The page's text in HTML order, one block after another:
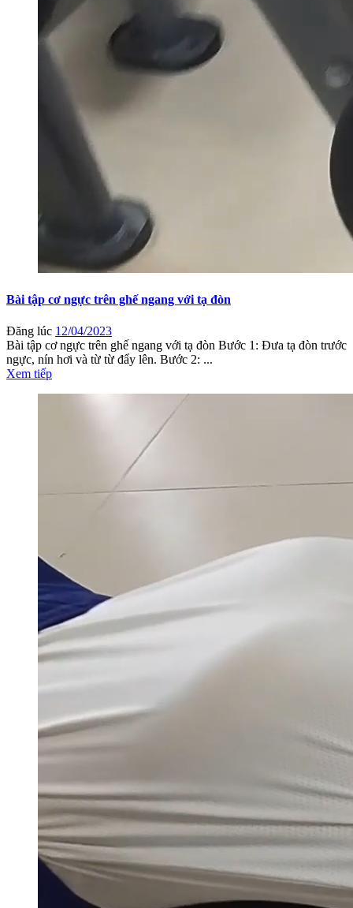
Bài tập cơ ngực trên ghế ngang với tạ đòn
Đăng lúc 12/04/2023
Bài tập cơ ngực trên ghế ngang với tạ đòn Bước 1: Đưa tạ đòn trước
ngực, nín hơi và từ từ đẩy lên. Bước 2: ...
Xem tiếp